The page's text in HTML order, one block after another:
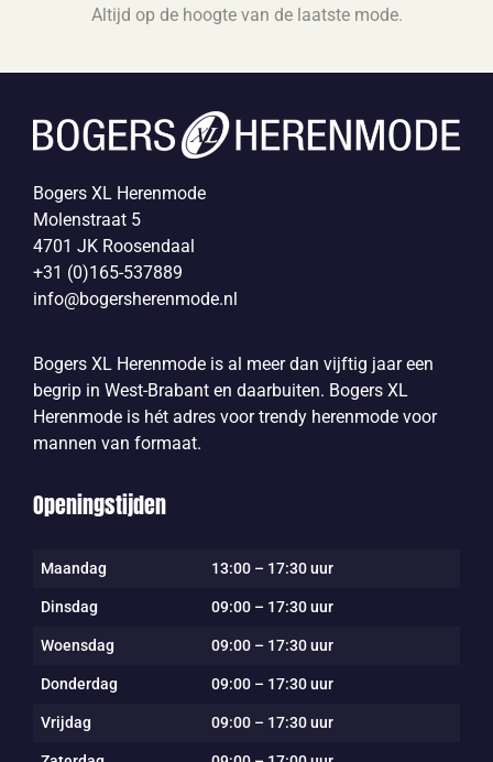
Altijd op de hoogte van de laatste mode.
Bogers XL Herenmode
Molenstraat 5
4701 JK Roosendaal
+31 (0)165-537889
info@bogersherenmode.nl
Bogers XL Herenmode is al meer dan vijftig jaar een
begrip in West-Brabant en daarbuiten. Bogers XL
Herenmode is hét adres voor trendy herenmode voor
mannen van formaat.
Openingstijden
Maandag 13:00 – 17:30 uur
Dinsdag 09:00 – 17:30 uur
Woensdag 09:00 – 17:30 uur
Donderdag 09:00 – 17:30 uur
Vrijdag 09:00 – 17:30 uur